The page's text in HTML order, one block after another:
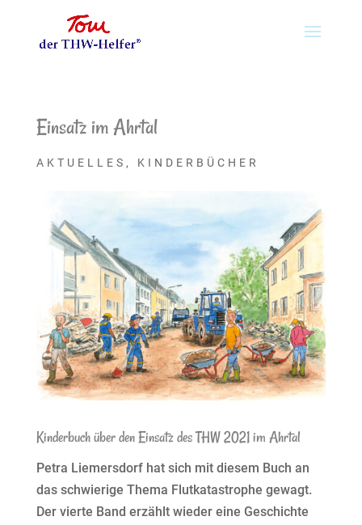
Einsatz im Ahrtal
AKTUELLES , KINDERBÜCHER
Kinderbuch über den Einsatz des THW 2021 im Ahrtal
Petra Liemersdorf hat sich mit diesem Buch an
das schwierige Thema Flutkatastrophe gewagt.
Der vierte Band erzählt wieder eine Geschichte